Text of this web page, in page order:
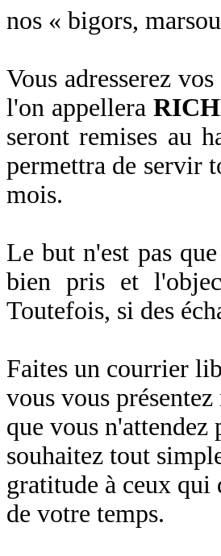
nos « bigors,
Vous adresserez
l'on appellera
seront remises au
permettra de servir
mois.
Le but n'est pas
bien pris et
Toutefois, si des
Faites un courrier
vous vous
que vous n'attendez
souhaitez tout
gratitude à ceux qui
de votre temps.